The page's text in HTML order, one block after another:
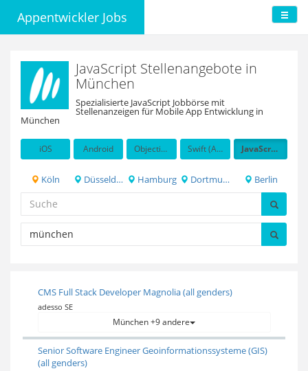
Appentwickler Jobs
JavaScript Stellenangebote in
München
Spezialisierte JavaScript Jobbörse mit
Stellenanzeigen für Mobile App Entwicklung in
München
iOS Android Objective-C Swift (Apple programming language) JavaScript
Köln Düsseldorf Hamburg Dortmund Berlin
CMS Full Stack Developer Magnolia (all genders)
adesso SE
München +9 andere
Senior Software Engineer Geoinformationssysteme (GIS)
(all genders)